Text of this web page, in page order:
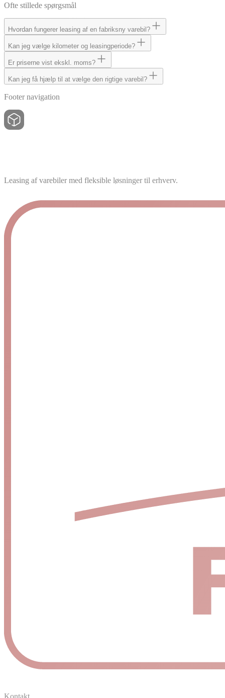
Ofte stillede spørgsmål
Hvordan fungerer leasing af en fabriksny varebil?
Kan jeg vælge kilometer og leasingperiode?
Er priserne vist ekskl. moms?
Kan jeg få hjælp til at vælge den rigtige varebil?
Footer navigation
Leasing af varebiler med fleksible løsninger til erhverv.
Kontakt